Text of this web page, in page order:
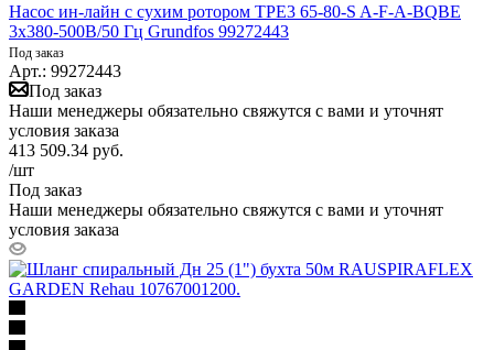
Насос ин-лайн с сухим ротором TPE3 65-80-S A-F-A-BQBE
3х380-500В/50 Гц Grundfos 99272443
Под заказ
Арт.: 99272443
Под заказ
Наши менеджеры обязательно свяжутся с вами и уточнят
условия заказа
413 509.34 руб.
/шт
Под заказ
Наши менеджеры обязательно свяжутся с вами и уточнят
условия заказа